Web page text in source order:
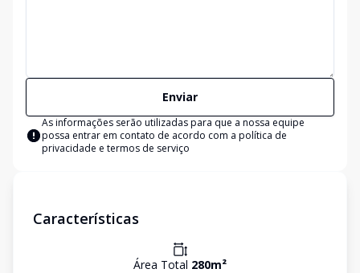
Enviar
As informações serão utilizadas para que a nossa equipe
possa entrar em contato de acordo com a política de
privacidade e termos de serviço
Características
Área Total 280m²